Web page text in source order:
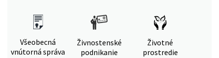
Všeobecná
vnútorná správa
Živnostenské
podnikanie
Životné
prostredie